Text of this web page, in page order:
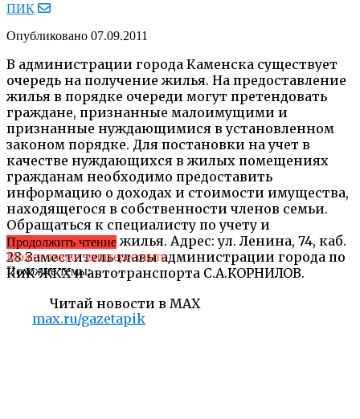
ПИК
Опубликовано 07.09.2011
В администрации города Каменска существует
очередь на получение жилья. На предоставление
жилья в порядке очереди могут претендовать
граждане, признанные малоимущими и
признанные нуждающимися в установленном
законом порядке. Для постановки на учет в
качестве нуждающихся в жилых помещениях
гражданам необходимо предоставить
информацию о доходах и стоимости имущества,
находящегося в собственности членов семьи.
Обращаться к специалисту по учету и
распределению жилья. Адрес: ул. Ленина, 74, каб.
28 Заместитель главы администрации города по
КиК ЖКХ и автотранспорта С.А.КОРНИЛОВ.
Читай новости в MAX
max.ru/gazetapik
Продолжить чтение
Может также заинтересовать
Похожие темы: